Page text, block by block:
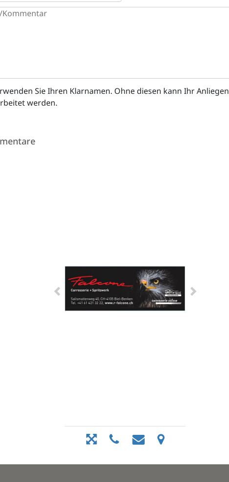
Sie Ihren Klarnamen. Ohne diesen kann Ihr Anliegen
werden.